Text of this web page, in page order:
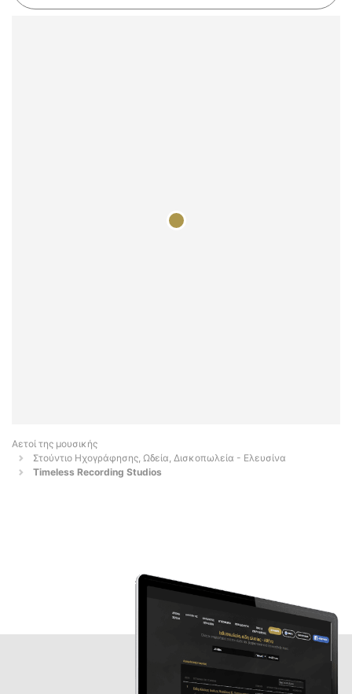
Αετοί της μουσικής
Στούντιο Ηχογράφησης, Ωδεία, Δισκοπωλεία - Ελευσίνα
Timeless Recording Studios